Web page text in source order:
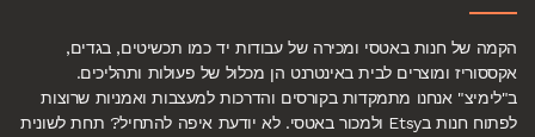
הקמה של חנות באטסי ומכירה של עבודות יד כמו תכשיטים, בגדים,
אקססוריז ומוצרים לבית באינטרנט הן מכלול של פעולות ותהליכים.
ב"לימיצ" אנחנו מתמקדות בקורסים והדרכות למעצבות ואמניות שרוצות
לפתוח חנות בEtsy ולמכור באטסי. לא יודעת איפה להתחיל? תחת לשונית